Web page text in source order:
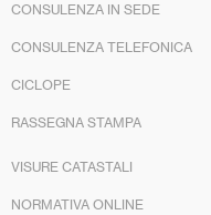
CONSULENZA IN SEDE
CONSULENZA TELEFONICA
CICLOPE
RASSEGNA STAMPA
VISURE CATASTALI
NORMATIVA ONLINE